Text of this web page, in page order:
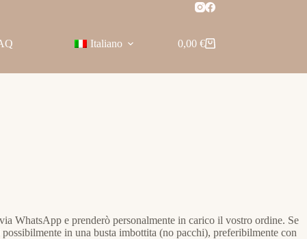
Italiano Carrello
0,00 €
WhatsApp e prenderò personalmente in carico il vostro ordine. Se
in una busta imbottita (no pacchi), preferibilmente con